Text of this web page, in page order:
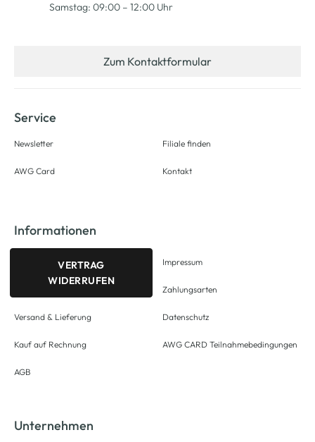
Samstag: 09:00 – 12:00 Uhr
Zum Kontaktformular
Service
Newsletter
AWG Card
Filiale finden
Kontakt
Informationen
VERTRAG
WIDERRUFEN
Versand & Lieferung
Kauf auf Rechnung
AGB
Impressum
Zahlungsarten
Datenschutz
AWG CARD Teilnahmebedingungen
Unternehmen